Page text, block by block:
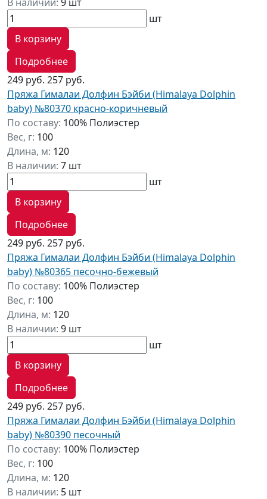
шт
В корзину
Подробнее
249 руб. 257 руб.
Пряжа Гималаи Долфин Бэйби (Himalaya Dolphin
baby) №80370 красно-коричневый
По составу: 100% Полиэстер
Вес, г: 100
Длина, м: 120
В наличии: 7 шт
шт
В корзину
Подробнее
249 руб. 257 руб.
Пряжа Гималаи Долфин Бэйби (Himalaya Dolphin
baby) №80365 песочно-бежевый
По составу: 100% Полиэстер
Вес, г: 100
Длина, м: 120
В наличии: 9 шт
шт
В корзину
Подробнее
249 руб. 257 руб.
Пряжа Гималаи Долфин Бэйби (Himalaya Dolphin
baby) №80390 песочный
По составу: 100% Полиэстер
Вес, г: 100
Длина, м: 120
В наличии: 5 шт